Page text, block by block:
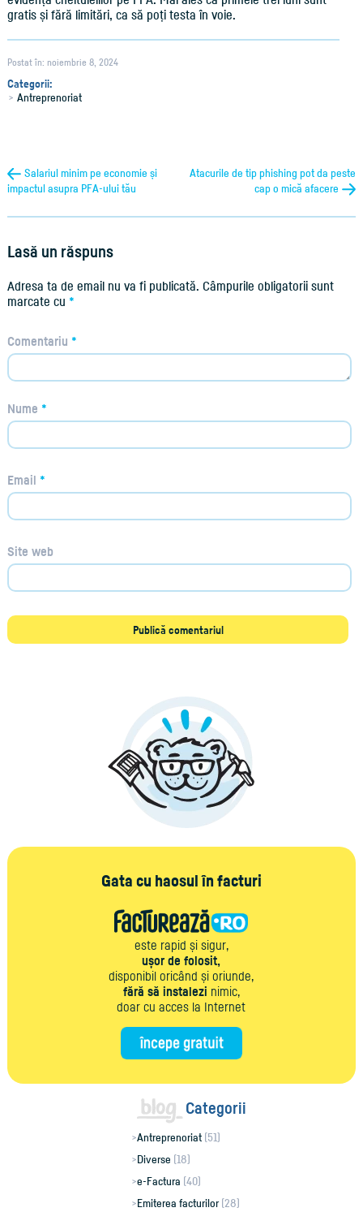
gratis și fără limitări, ca să poți testa în voie.
Postat în: noiembrie 8, 2024
Categorii:
Antreprenoriat
Salariul minim pe economie și
impactul asupra PFA-ului tău
Atacurile de tip phishing pot da peste
cap o mică afacere
Lasă un răspuns
Adresa ta de email nu va fi publicată. Câmpurile obligatorii sunt
marcate cu *
Comentariu *
Nume *
Email *
Site web
Gata cu haosul în facturi
este rapid și sigur,
ușor de folosit,
disponibil oricând și oriunde,
fără să instalezi nimic,
doar cu acces la Internet
Categorii
Antreprenoriat (51)
Diverse (18)
e-Factura (40)
Emiterea facturilor(28)